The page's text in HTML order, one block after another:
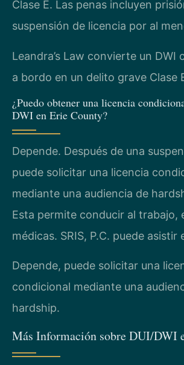
Clase E. Las penas incluyen
suspensión de licencia por al
Leandra’s Law convierte un DWI
a bordo en un delito grave Clase
¿Puedo obtener una licencia
DWI en Erie County?
Depende. Después de una
puede solicitar una licencia
mediante una audiencia de
Esta permite conducir al trabajo,
médicas. SRIS, P.C. puede asistir
Depende, puede solicitar una
condicional mediante una
hardship.
Más Información sobre DUI/DWI